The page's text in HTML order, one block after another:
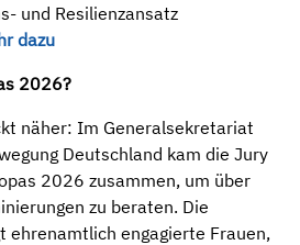
und Resilienzansatz
dazu
2026?
näher: Im Generalsekretariat
Deutschland kam die Jury
2026 zusammen, um über
zu beraten. Die
ehrenamtlich engagierte Frauen,